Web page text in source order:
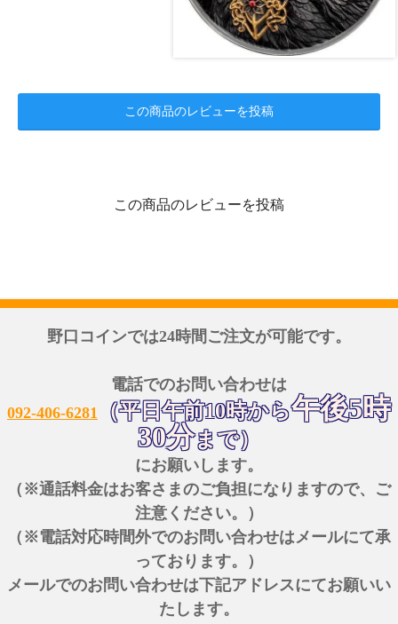
この商品のレビューを投稿
この商品のレビューを投稿
野口コインでは24時間ご注文が可能です。
電話でのお問い合わせは
092-406-6281
（平日午前10時から午後5時
30分まで）
にお願いします。
（※通話料金はお客さまのご負担になりますので、ご
注意ください。）
（※電話対応時間外でのお問い合わせはメールにて承
っております。）
メールでのお問い合わせは下記アドレスにてお願いい
たします。